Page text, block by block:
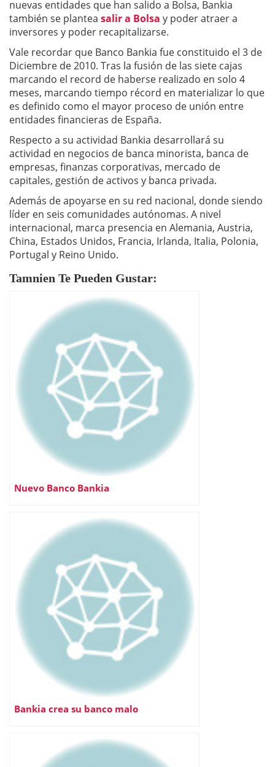
nuevas entidades que han salido a Bolsa, Bankia
también se plantea salir a Bolsa y poder atraer a
inversores y poder recapitalizarse.
Vale recordar que Banco Bankia fue constituido el 3 de
Diciembre de 2010. Tras la fusión de las siete cajas
marcando el record de haberse realizado en solo 4
meses, marcando tiempo récord en materializar lo que
es definido como el mayor proceso de unión entre
entidades financieras de España.
Respecto a su actividad Bankia desarrollará su
actividad en negocios de banca minorista, banca de
empresas, finanzas corporativas, mercado de
capitales, gestión de activos y banca privada.
Además de apoyarse en su red nacional, donde siendo
líder en seis comunidades autónomas. A nivel
internacional, marca presencia en Alemania, Austria,
China, Estados Unidos, Francia, Irlanda, Italia, Polonia,
Portugal y Reino Unido.
Tamnien Te Pueden Gustar:
Nuevo Banco Bankia
Bankia crea su banco malo